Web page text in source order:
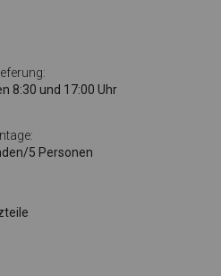
8:30 und 17:00 Uhr
5 Personen